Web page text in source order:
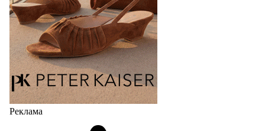
05.08.2026 3274
Реклама